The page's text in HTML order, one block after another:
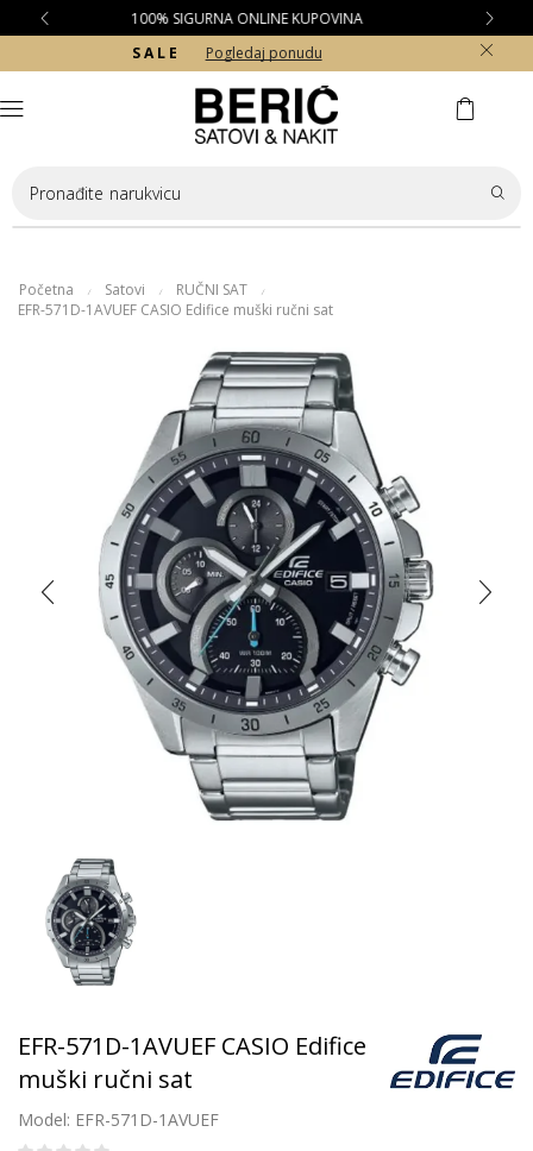
BESPLATNA DOSTAVA ZA KUPOVINE PREKO 10.000 RSD
S A L E
Pogledaj ponudu
Pronađite narukvicu
Početna / Satovi / RUČNI SAT /
EFR-571D-1AVUEF CASIO Edifice muški ručni sat
EFR-571D-1AVUEF CASIO Edifice
muški ručni sat
Model: EFR-571D-1AVUEF